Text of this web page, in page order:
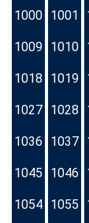
1000 1001
1009 1010
1018 1019
1027 1028
1036 1037
1045 1046
1054 1055